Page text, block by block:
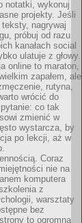
notatki, wykonuj
projekty. Jeśli
nagrywaj
próbuj od razu
kanałach social
ulatuje z głowy.
online to maraton,
zapałem, ale
rutyna,
wrócić do
co tak
zmienić w
wystarcza, by
po lekcji, aż w
Coraz
nie na
komputera
z
warsztaty
bez
to ogromna